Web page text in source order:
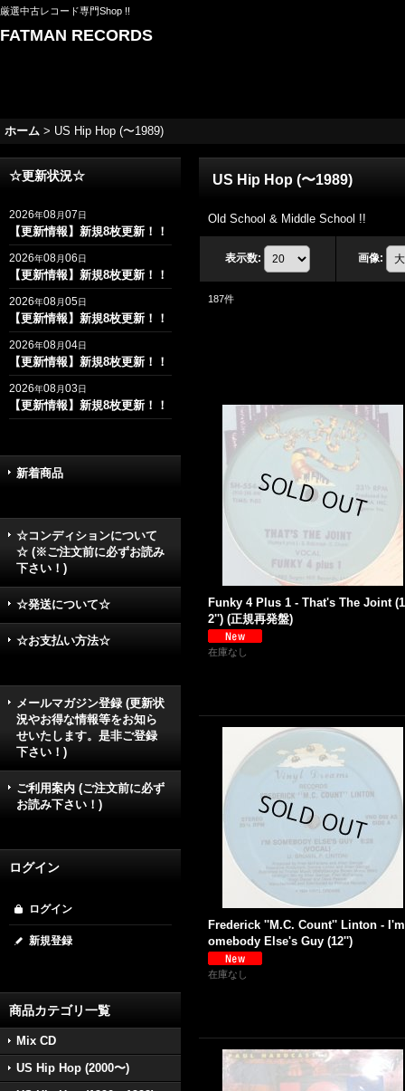
厳選中古レコード専門Shop !!
FATMAN RECORDS
ホーム > US Hip Hop (〜1989)
☆更新状況☆
2026年08月07日
【更新情報】新規8枚更新！！
2026年08月06日
【更新情報】新規8枚更新！！
2026年08月05日
【更新情報】新規8枚更新！！
2026年08月04日
【更新情報】新規8枚更新！！
2026年08月03日
【更新情報】新規8枚更新！！
新着商品
☆コンディションについて
☆ (※ご注文前に必ずお読み
下さい！)
☆発送について☆
☆お支払い方法☆
メールマガジン登録 (更新状
況やお得な情報等をお知ら
せいたします。是非ご登録
下さい！)
ご利用案内 (ご注文前に必ず
お読み下さい！)
ログイン
ログイン
新規登録
商品カテゴリ一覧
Mix CD
US Hip Hop (2000〜)
US Hip Hop (〜1989)
Old School & Middle School !!
表示数: 画像:
187件
Funky 4 Plus 1 - That's The Joint (1
2'') (正規再発盤)
在庫なし
Frederick ''M.C. Count'' Linton -
omebody Else's Guy (12'')
在庫なし